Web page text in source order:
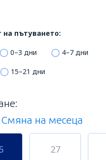
пътуването:
0–3 дни 4–7 дни
15–21 дни
Смяна на месеца
27